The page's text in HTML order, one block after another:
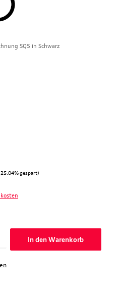
Preis: gespart)
In den Warenkorb